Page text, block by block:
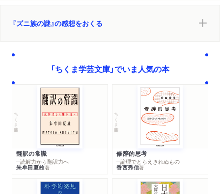
『ズニ族の謎』の感想をおくる
「ちくま学芸文庫」でいま人気の本
ちくま学芸文庫
翻訳の常識
─読解力から翻訳力へ
朱牟田夏雄著
ちくま学芸文庫
修辞的思考
─論理でとらえきれぬもの
香西秀信著